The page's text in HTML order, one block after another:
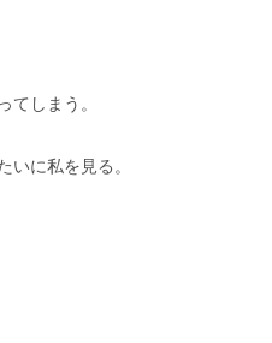
てしまう。
いに私を見る。